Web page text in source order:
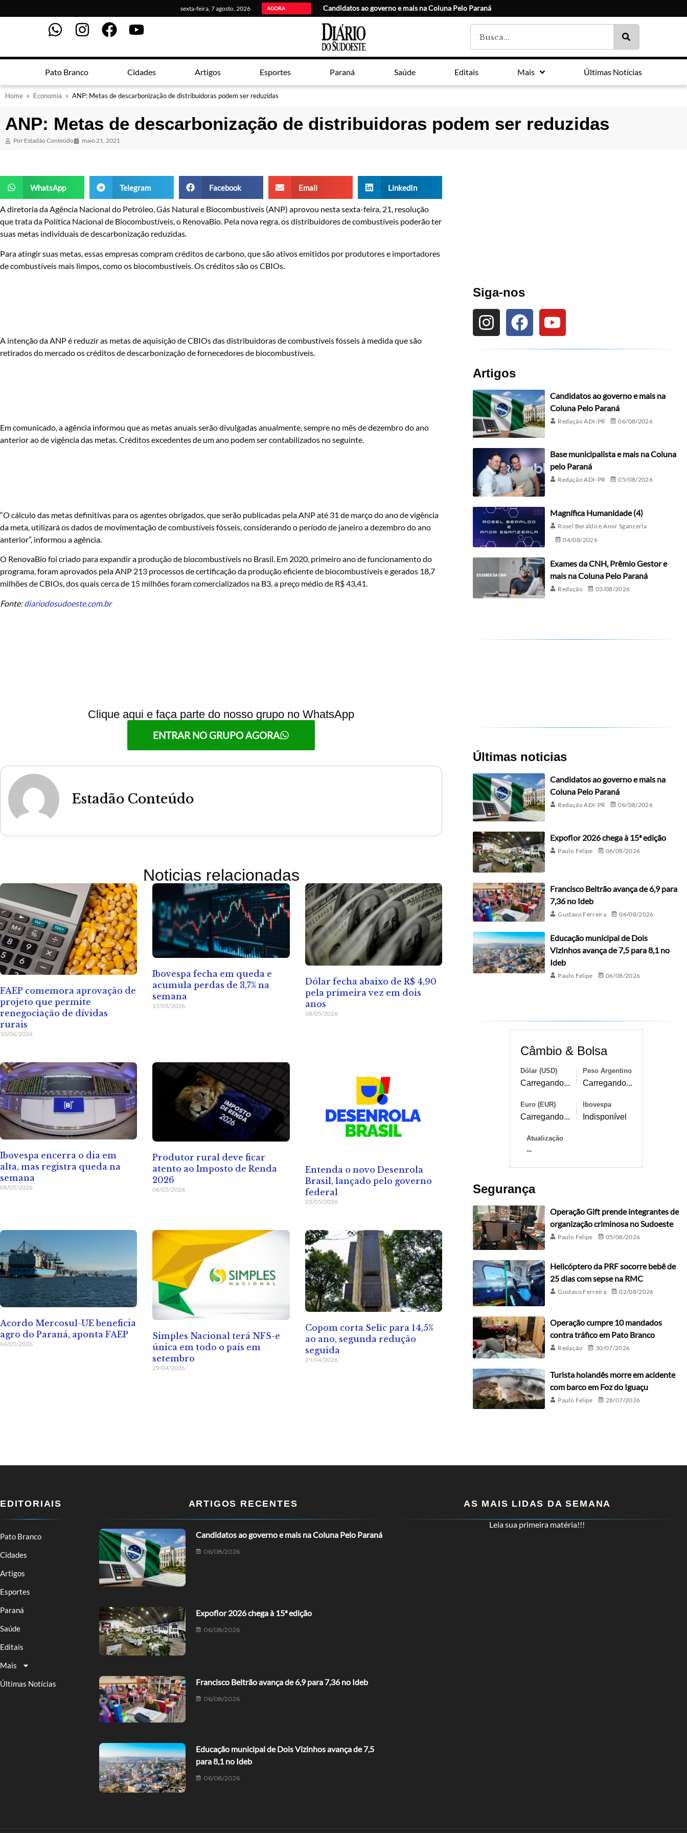
sexta-feira, 7 agosto, 2026 AGORA Candidatos ao governo e mais na Coluna Pelo Paraná
Pato Branco Cidades Artigos Esportes Paraná Saúde Editais Mais Últimas Notícias
Home Economia ANP: Metas de descarbonização de distribuidoras podem ser reduzidas
ANP: Metas de descarbonização de distribuidoras podem ser reduzidas
Por Estadão Conteúdo maio 21, 2021
WhatsApp Telegram Facebook Email LinkedIn
A diretoria da Agência Nacional do Petróleo, Gás Natural e Biocombustíveis (ANP) aprovou nesta sexta-feira, 21, resolução
que trata da Política Nacional de Biocombustíveis, o RenovaBio. Pela nova regra, os distribuidores de combustíveis poderão ter
suas metas individuais de descarbonização reduzidas.
Para atingir suas metas, essas empresas compram créditos de carbono, que são ativos emitidos por produtores e importadores
de combustíveis mais limpos, como os biocombustíveis. Os créditos são os CBIOs.
A intenção da ANP é reduzir as metas de aquisição de CBIOs das distribuidoras de combustíveis fósseis à medida que são
retirados do mercado os créditos de descarbonização de fornecedores de biocombustíveis.
Em comunicado, a agência informou que as metas anuais serão divulgadas anualmente, sempre no mês de dezembro do ano
anterior ao de vigência das metas. Créditos excedentes de um ano podem ser contabilizados no seguinte.
“O cálculo das metas definitivas para os agentes obrigados, que serão publicadas pela ANP até 31 de março do ano de vigência
da meta, utilizará os dados de movimentação de combustíveis fósseis, considerando o período de janeiro a dezembro do ano
anterior”, informou a agência.
O RenovaBio foi criado para expandir a produção de biocombustíveis no Brasil. Em 2020, primeiro ano de funcionamento do
programa, foram aprovados pela ANP 213 processos de certificação da produção eficiente de biocombustíveis e gerados 18,7
milhões de CBIOs, dos quais cerca de 15 milhões foram comercializados na B3, a preço médio de R$ 43,41.
Fonte:diariodosudoeste.com.br
Clique aqui e faça parte do nosso grupo no WhatsApp
ENTRAR NO GRUPO AGORA
Estadão Conteúdo
Noticias relacionadas
FAEP comemora aprovação de
projeto que permite
renegociação de dívidas
rurais
10/06/2026
Ibovespa fecha em queda e
acumula perdas de 3,7% na
semana
15/05/2026
Dólar fecha abaixo de R$ 4,90
pela primeira vez em dois
anos
08/05/2026
Ibovespa encerra o dia em
alta, mas registra queda na
semana
08/05/2026
Produtor rural deve ficar
atento ao Imposto de Renda
2026
06/05/2026
Entenda o novo Desenrola
Brasil, lançado pelo governo
federal
05/05/2026
Acordo Mercosul-UE beneficia
agro do Paraná, aponta FAEP
04/05/2026
Simples Nacional terá NFS-e
única em todo o país em
setembro
29/04/2026
Copom corta Selic para 14,5%
ao ano, segunda redução
seguida
29/04/2026
Siga-nos
Artigos
Candidatos ao governo e mais na
Coluna Pelo Paraná
Redação ADI-PR 06/08/2026
Base municipalista e mais na Coluna
pelo Paraná
Redação ADI-PR 05/08/2026
Magnífica Humanidade (4)
Rosel Beraldo e Anor Sganzerla
04/08/2026
Exames da CNH, Prêmio Gestor e
mais na Coluna Pelo Paraná
Redação 03/08/2026
Últimas noticias
Candidatos ao governo e mais na
Coluna Pelo Paraná
Redação ADI-PR 06/08/2026
Expoflor 2026 chega à 15ª edição
Paulo Felipe 06/08/2026
Francisco Beltrão avança de 6,9 para
7,36 no Ideb
Gustavo Ferreira 06/08/2026
Educação municipal de Dois
Vizinhos avança de 7,5 para 8,1 no
Ideb
Paulo Felipe 06/08/2026
Câmbio & Bolsa
Dólar (USD)
Carregando...
Peso Argentino
Carregando...
Euro (EUR)
Carregando...
Ibovespa
Indisponível
Atualização
--
Segurança
Operação Gift prende integrantes de
organização criminosa no Sudoeste
Paulo Felipe 05/08/2026
Helicóptero da PRF socorre bebê de
25 dias com sepse na RMC
Gustavo Ferreira 02/08/2026
Operação cumpre 10 mandados
contra tráfico em Pato Branco
Redação 30/07/2026
Turista holandês morre em acidente
com barco em Foz do Iguaçu
Paulo Felipe 28/07/2026
EDITORIAIS
Pato Branco
Cidades
Artigos
Esportes
Paraná
Saúde
Editais
Mais
Últimas Notícias
ARTIGOS RECENTES
Candidatos ao governo e mais na Coluna Pelo Paraná
06/08/2026
Expoflor 2026 chega à 15ª edição
06/08/2026
Francisco Beltrão avança de 6,9 para 7,36 no Ideb
06/08/2026
Educação municipal de Dois Vizinhos avança de 7,5
para 8,1 no Ideb
06/08/2026
AS MAIS LIDAS DA SEMANA
Leia sua primeira matéria!!!